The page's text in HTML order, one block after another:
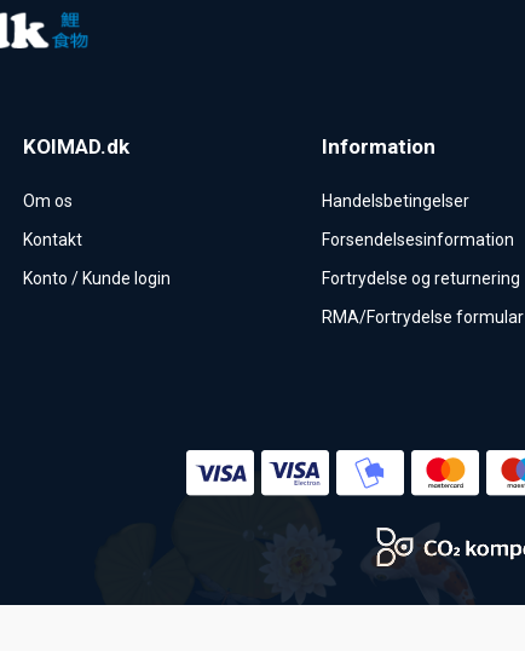
KOIMAD.dk
Om os
Kontakt
Konto / Kunde login
Information
Handelsbetingelser
Forsendelsesinformation
Fortrydelse og returnering
RMA/Fortrydelse formular